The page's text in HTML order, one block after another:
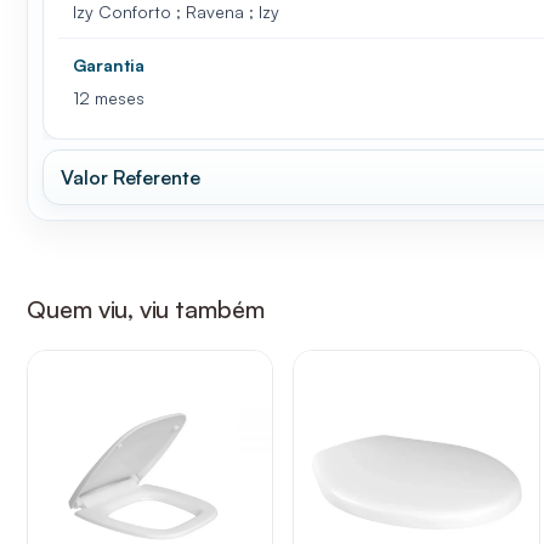
Izy Conforto ; Ravena ; Izy
Garantia
12 meses
Valor Referente
Quem viu, viu também